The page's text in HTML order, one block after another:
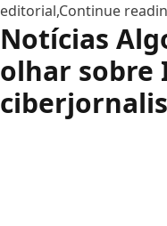
editorial,Continue
Notícias
olhar sobre